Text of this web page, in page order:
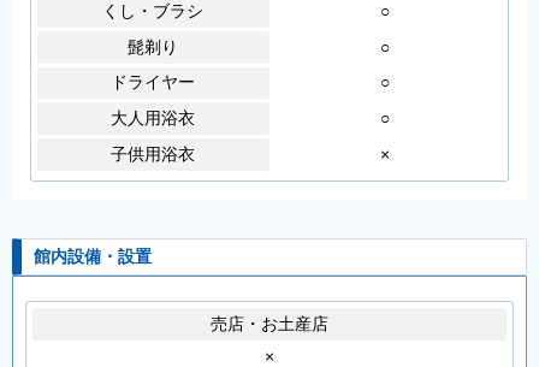
くし・ブラシ
○
髭剃り
○
ドライヤー
○
大人用浴衣
○
子供用浴衣
×
館内設備・設置
売店・お土産店
×